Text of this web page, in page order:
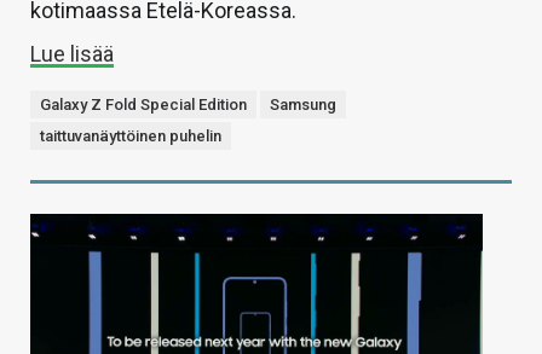
kotimaassa Etelä-Koreassa.
Lue lisää
Galaxy Z Fold Special Edition
Samsung
taittuvanäyttöinen puhelin